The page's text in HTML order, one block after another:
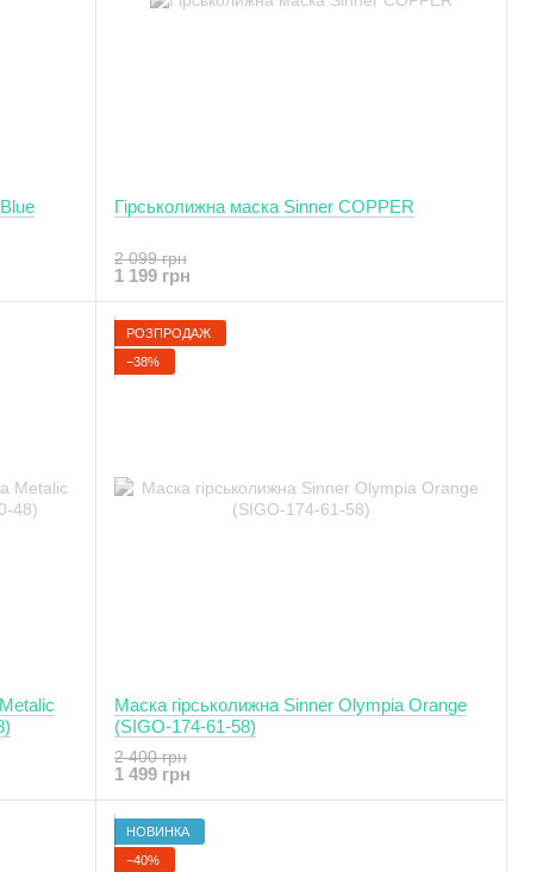
Гірськолижна маска Sinner COPPER
2 099 грн
1 199 грн
РОЗПРОДАЖ
−38%
Маска гірськолижна Sinner Olympia Orange
(SIGO-174-61-58)
2 400 грн
1 499 грн
НОВИНКА
−40%